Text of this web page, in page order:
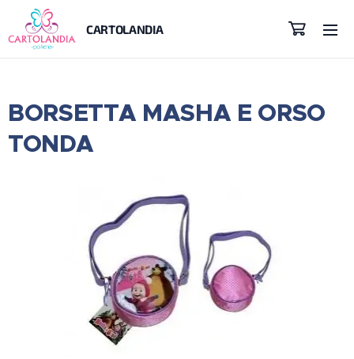
CARTOLANDIA
BORSETTA MASHA E ORSO
TONDA